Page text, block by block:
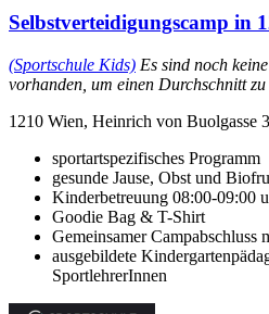
Selbstverteidigungscamp in
(Sportschule Kids) Es sind noch
vorhanden, um einen Durchschnitt zu
1210 Wien, Heinrich von Buolgasse 3
sportartspezifisches Programm
gesunde Jause, Obst und
Kinderbetreuung 08:00-09:00
Goodie Bag & T-Shirt
Gemeinsamer Campabschluss
ausgebildete
SportlehrerInnen